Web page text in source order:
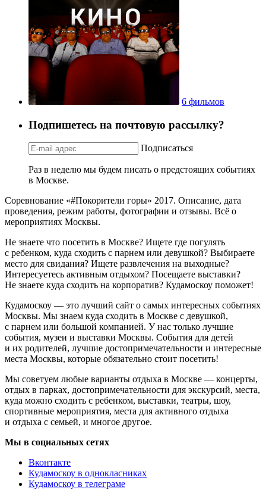
6 фильмов
Подпишетесь на почтовую рассылку?
Подписаться
Раз в неделю мы будем писать о предстоящих событиях
в Москве.
Соревнование «#Покорители горы» 2017. Описание, дата
проведения, режим работы, фотографии и отзывы. Всё о
мероприятиях Москвы.
Не знаете что посетить в Москве? Ищете где погулять
с ребенком, куда сходить с парнем или девушкой? Выбираете
место для свидания? Ищете развлечения на выходные?
Интересуетесь активным отдыхом? Посещаете выставки?
Не знаете куда сходить на корпоратив? Кудамоскоу поможет!
Кудамоскоу — это лучший сайт о самых интересных событиях
Москвы. Мы знаем куда сходить в Москве с девушкой,
с парнем или большой компанией. У нас только лучшие
события, музеи и выставки Москвы. События для детей
и их родителей, лучшие достопримечательности и интересные
места Москвы, которые обязательно стоит посетить!
Мы советуем любые варианты отдыха в Москве — концерты,
отдых в парках, достопримечательности для экскурсий, места,
куда можно сходить с ребенком, выставки, театры, шоу,
спортивные мероприятия, места для активного отдыха
и отдыха с семьей, и многое другое.
Мы в социальных сетях
Вконтакте
Кудамоскоу в однокласниках
Кудамоскоу в телеграме